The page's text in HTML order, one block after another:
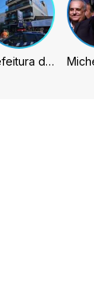
Prefeitura de Sumaré inaugura nova subsede da GCM na Área Cura